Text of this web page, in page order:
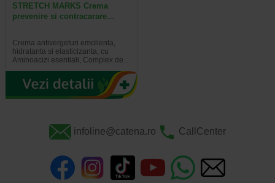
STRETCH MARKS Crema
prevenire si contracarare…
Crema antivergeturi emolienta,
hidratanta si elasticizanta, cu
Aminoacizi esentiali, Complex de…
infoline@catena.ro CallCenter